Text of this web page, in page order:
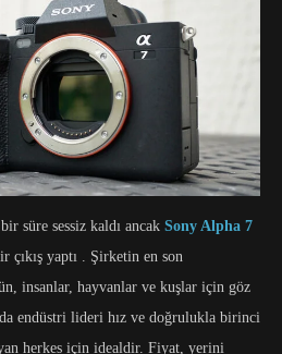
süre sessiz kaldı ancak Sony Alpha 7
çıkış yaptı . Şirketin en son
insanlar, hayvanlar ve kuşlar için göz
endüstri lideri hız ve doğrulukla birinci
herkes için idealdir. Fiyat, yerini